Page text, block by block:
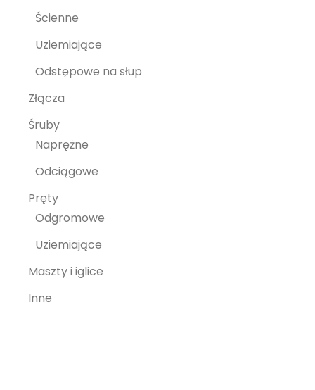
Ścienne
Uziemiające
Odstępowe na słup
Złącza
Śruby
Naprężne
Odciągowe
Pręty
Odgromowe
Uziemiające
Maszty i iglice
Inne